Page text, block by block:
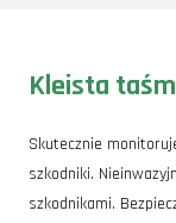
Kleista
Skutecznie
szkodniki.
szkodnikami.